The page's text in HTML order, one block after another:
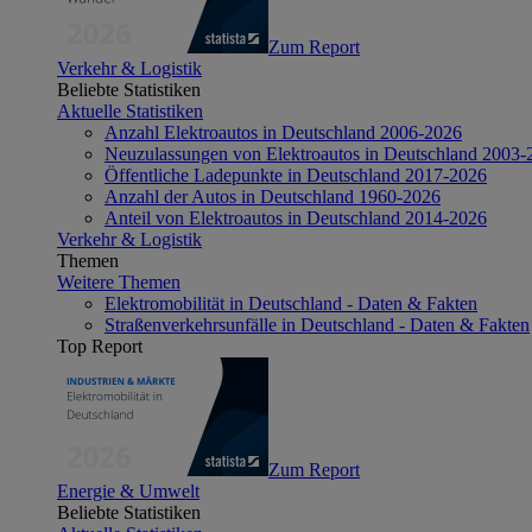
Zum Report
Verkehr & Logistik
Beliebte Statistiken
Aktuelle Statistiken
Anzahl Elektroautos in Deutschland 2006-2026
Neuzulassungen von Elektroautos in Deutschland 2003-
Öffentliche Ladepunkte in Deutschland 2017-2026
Anzahl der Autos in Deutschland 1960-2026
Anteil von Elektroautos in Deutschland 2014-2026
Verkehr & Logistik
Themen
Weitere Themen
Elektromobilität in Deutschland - Daten & Fakten
Straßenverkehrsunfälle in Deutschland - Daten & Fakten
Top Report
Zum Report
Energie & Umwelt
Beliebte Statistiken